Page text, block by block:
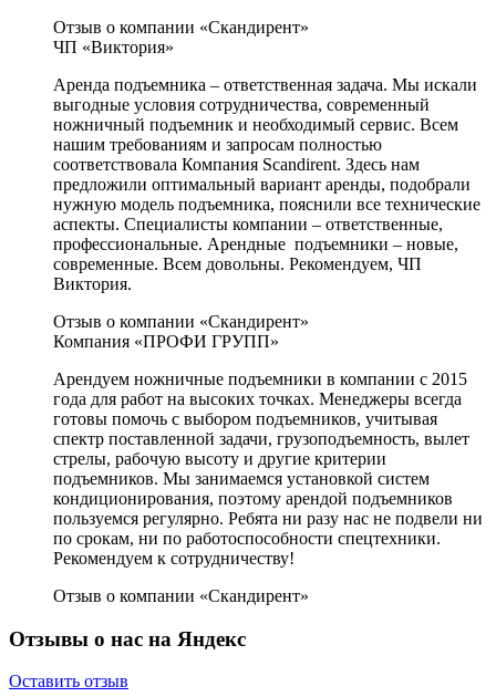
Отзыв о компании «Скандирент»
ЧП «Виктория»
Аренда подъемника – ответственная задача. Мы искали
выгодные условия сотрудничества, современный
ножничный подъемник и необходимый сервис. Всем
нашим требованиям и запросам полностью
соответствовала Компания Scandirent. Здесь нам
предложили оптимальный вариант аренды, подобрали
нужную модель подъемника, пояснили все технические
аспекты. Специалисты компании – ответственные,
профессиональные. Арендные подъемники – новые,
современные. Всем довольны. Рекомендуем, ЧП
Виктория.
Отзыв о компании «Скандирент»
Компания «ПРОФИ ГРУПП»
Арендуем ножничные подъемники в компании с 2015
года для работ на высоких точках. Менеджеры всегда
готовы помочь с выбором подъемников, учитывая
спектр поставленной задачи, грузоподъемность, вылет
стрелы, рабочую высоту и другие критерии
подъемников. Мы занимаемся установкой систем
кондиционирования, поэтому арендой подъемников
пользуемся регулярно. Ребята ни разу нас не подвели ни
по срокам, ни по работоспособности спецтехники.
Рекомендуем к сотрудничеству!
Отзыв о компании «Скандирент»
Отзывы о нас на Яндекс
Оставить отзыв